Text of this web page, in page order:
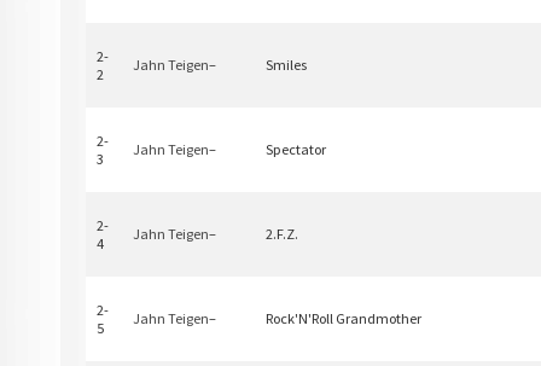
2-
2
Jahn Teigen– Smiles
2-
3
Jahn Teigen– Spectator
2-
4
Jahn Teigen– 2.F.Z.
2-
5
Jahn Teigen– Rock'N'Roll Grandmother